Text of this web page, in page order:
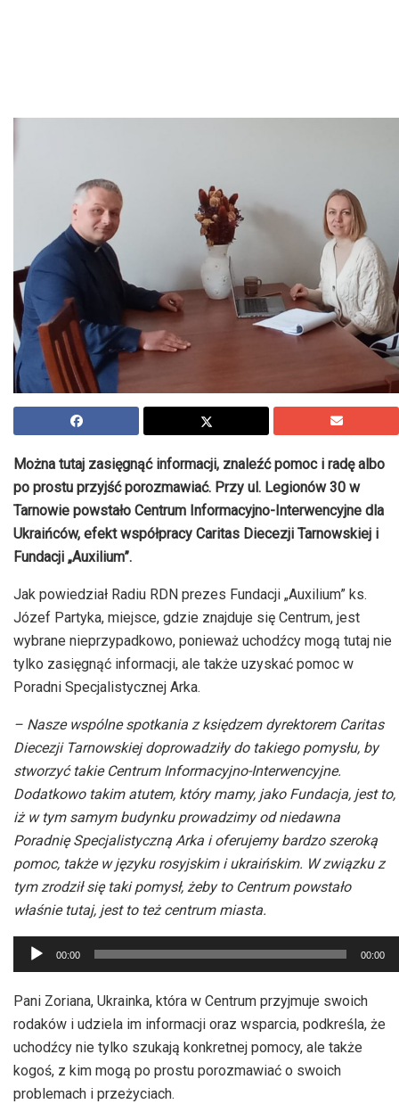
Można tutaj zasięgnąć informacji, znaleźć pomoc i radę albo
po prostu przyjść porozmawiać. Przy ul. Legionów 30 w
Tarnowie powstało Centrum Informacyjno-Interwencyjne dla
Ukraińców, efekt współpracy Caritas Diecezji Tarnowskiej i
Fundacji „Auxilium”.
Jak powiedział Radiu RDN prezes Fundacji „Auxilium” ks.
Józef Partyka, miejsce, gdzie znajduje się Centrum, jest
wybrane nieprzypadkowo, ponieważ uchodźcy mogą tutaj nie
tylko zasięgnąć informacji, ale także uzyskać pomoc w
Poradni Specjalistycznej Arka.
– Nasze wspólne spotkania z księdzem dyrektorem Caritas
Diecezji Tarnowskiej doprowadziły do takiego pomysłu, by
stworzyć takie Centrum Informacyjno-Interwencyjne.
Dodatkowo takim atutem, który mamy, jako Fundacja, jest to,
iż w tym samym budynku prowadzimy od niedawna
Poradnię Specjalistyczną Arka i oferujemy bardzo szeroką
pomoc, także w języku rosyjskim i ukraińskim. W związku z
tym zrodził się taki pomysł, żeby to Centrum powstało
właśnie tutaj, jest to też centrum miasta.
Odtwarzacz
plików
dźwiękowych
00:00 00:00
Pani Zoriana, Ukrainka, która w Centrum przyjmuje swoich
rodaków i udziela im informacji oraz wsparcia, podkreśla, że
uchodźcy nie tylko szukają konkretnej pomocy, ale także
kogoś, z kim mogą po prostu porozmawiać o swoich
problemach i przeżyciach.